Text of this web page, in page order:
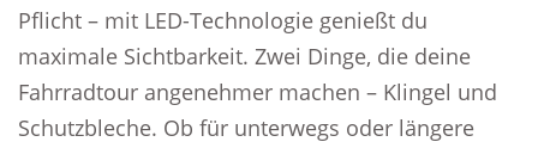
Pflicht – mit LED-Technologie genießt du
maximale Sichtbarkeit. Zwei Dinge, die deine
Fahrradtour angenehmer machen – Klingel und
Schutzbleche. Ob für unterwegs oder längere